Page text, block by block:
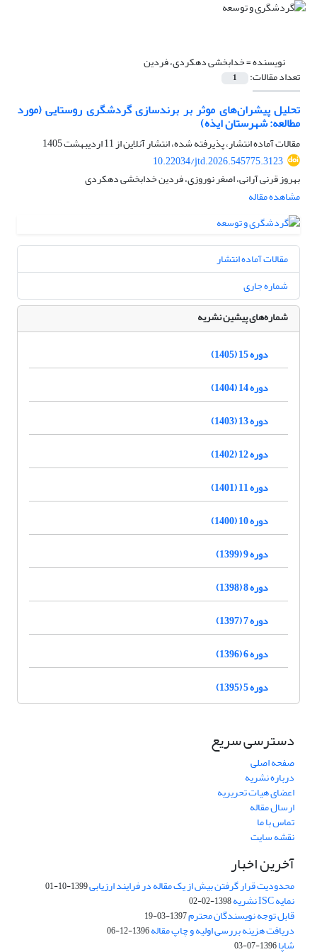
نویسنده =خدابخشی دهکردی، فردین
تعداد مقالات: 1
تحلیل پیشران‌های موثر بر برندسازی گردشگری روستایی (مورد
مطالعه: شهرستان ایذه)
مقالات آماده انتشار، پذیرفته شده، انتشار آنلاین از11 اردیبهشت 1405
10.22034/jtd.2026.545775.3123
بهروز قرنی آرانی، اصغر نوروزی، فردین خدابخشی دهکردی
مشاهده مقاله
مقالات آماده انتشار
شماره جاری
شماره‌های پیشین نشریه
دوره 15 (1405)
دوره 14 (1404)
دوره 13 (1403)
دوره 12 (1402)
دوره 11 (1401)
دوره 10 (1400)
دوره 9 (1399)
دوره 8 (1398)
دوره 7 (1397)
دوره 6 (1396)
دوره 5 (1395)
دسترسی سریع
صفحه اصلی
درباره نشریه
اعضای هیات تحریریه
ارسال مقاله
تماس با ما
نقشه سایت
آخرین اخبار
محدودیت قرار گرفتن بیش از یک مقاله در فرایند ارزیابی1399-10-01
نمایه ISC نشریه 1398-02-02
قابل توجه نویسندگان محترم1397-03-19
دریافت هزینه بررسی اولیه و چاپ مقاله1396-12-06
شاپا1396-07-03